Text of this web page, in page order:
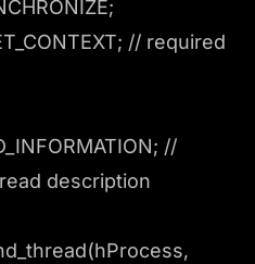
// required
//
description